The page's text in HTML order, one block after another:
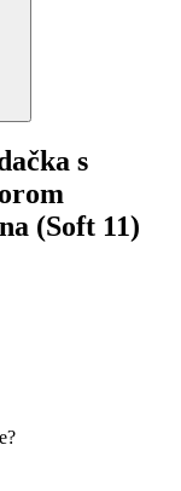
s
(Soft 11)